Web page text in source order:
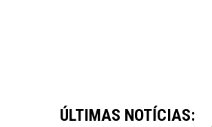
ÚLTIMAS NOTÍCIAS:
DE CONTATOS DE